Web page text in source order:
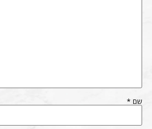
שם *